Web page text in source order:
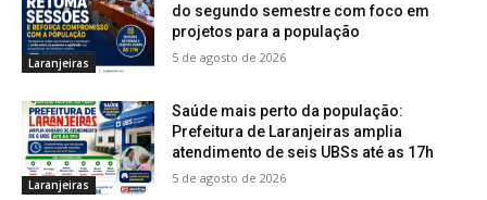
Laranjeiras
do segundo semestre com foco em
projetos para a população
5 de agosto de 2026
Laranjeiras
Saúde mais perto da população:
Prefeitura de Laranjeiras amplia
atendimento de seis UBSs até as 17h
5 de agosto de 2026